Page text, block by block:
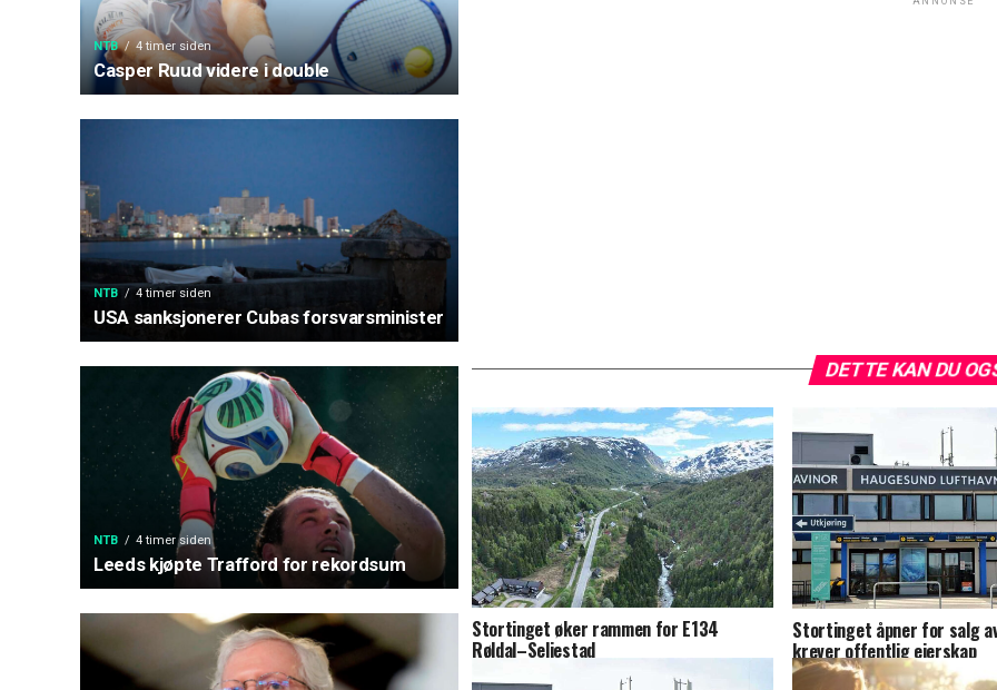
NTB 4 timer siden
Casper Ruud videre i double
NTB 4 timer siden
USA sanksjonerer Cubas forsvarsminister
NTB 4 timer siden
Leeds kjøpte Trafford for rekordsum
DETTE KAN DU
Stortinget øker rammen for E134
Røldal–Seljestad
Stortinget åpner for salg
krever offentlig eierskap